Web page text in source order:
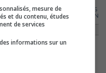
PAR DES « NON-AGRICULTEURS
»ENTREVUE STÉPHANE GENDRON
Gendron
mesure de
et du contenu, études
de services
informations sur un